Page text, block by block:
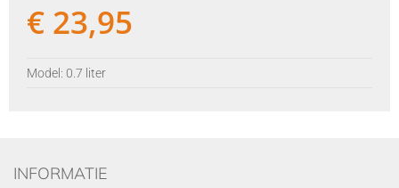
€ 23,95
Model: 0.7 liter
INFORMATIE